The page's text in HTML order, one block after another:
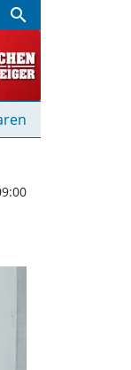
search